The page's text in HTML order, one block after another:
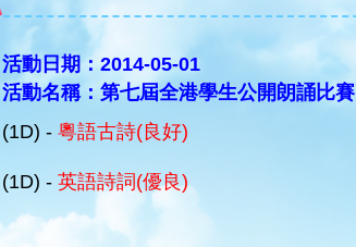
活動日期：2014-05-01
活動名稱：第七屆全港學生公開朗誦比賽
(1D) - 粵語古詩(良好)
(1D) - 英語詩詞(優良)